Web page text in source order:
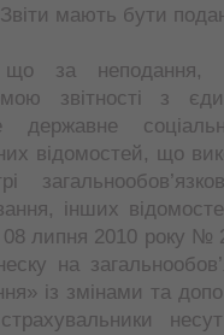
мають бути
що за
звітності з
державне
відомостей, що
інших
08 липня 2010 року №
на
із змінами та